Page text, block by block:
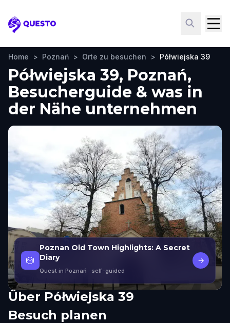
Questo
Home > Poznań > Orte zu besuchen > Półwiejska 39
Półwiejska 39, Poznań,
Besucherguide & was in
der Nähe unternehmen
🎲
Poznan Old Town Highlights: A Secret
Diary
Quest in Poznań · self-guided
→
Über Półwiejska 39
Besuch planen